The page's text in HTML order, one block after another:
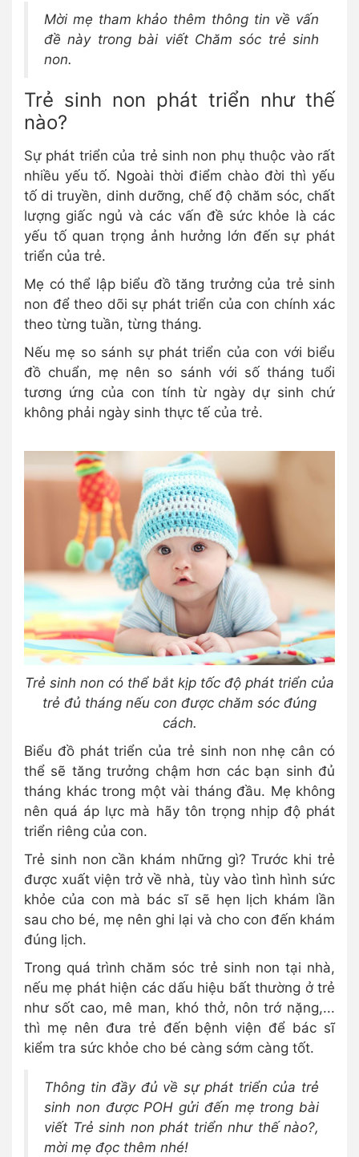
Mời mẹ tham khảo thêm thông tin về vấn
đề này trong bài viết Chăm sóc trẻ sinh
non.
Trẻ sinh non phát triển như thế
nào?
Sự phát triển của trẻ sinh non phụ thuộc vào rất
nhiều yếu tố. Ngoài thời điểm chào đời thì yếu
tố di truyền, dinh dưỡng, chế độ chăm sóc, chất
lượng giấc ngủ và các vấn đề sức khỏe là các
yếu tố quan trọng ảnh hưởng lớn đến sự phát
triển của trẻ.
Mẹ có thể lập biểu đồ tăng trưởng của trẻ sinh
non để theo dõi sự phát triển của con chính xác
theo từng tuần, từng tháng.
Nếu mẹ so sánh sự phát triển của con với biểu
đồ chuẩn, mẹ nên so sánh với số tháng tuổi
tương ứng của con tính từ ngày dự sinh chứ
không phải ngày sinh thực tế của trẻ.
Trẻ sinh non có thể bắt kịp tốc độ phát triển của
trẻ đủ tháng nếu con được chăm sóc đúng
cách.
Biểu đồ phát triển của trẻ sinh non nhẹ cân có
thể sẽ tăng trưởng chậm hơn các bạn sinh đủ
tháng khác trong một vài tháng đầu. Mẹ không
nên quá áp lực mà hãy tôn trọng nhịp độ phát
triển riêng của con.
Trẻ sinh non cần khám những gì? Trước khi trẻ
được xuất viện trở về nhà, tùy vào tình hình sức
khỏe của con mà bác sĩ sẽ hẹn lịch khám lần
sau cho bé, mẹ nên ghi lại và cho con đến khám
đúng lịch.
Trong quá trình chăm sóc trẻ sinh non tại nhà,
nếu mẹ phát hiện các dấu hiệu bất thường ở trẻ
như sốt cao, mê man, khó thở, nôn trớ nặng,...
thì mẹ nên đưa trẻ đến bệnh viện để bác sĩ
kiểm tra sức khỏe cho bé càng sớm càng tốt.
Thông tin đầy đủ về sự phát triển của trẻ
sinh non được POH gửi đến mẹ trong bài
viết Trẻ sinh non phát triển như thế nào?,
mời mẹ đọc thêm nhé!